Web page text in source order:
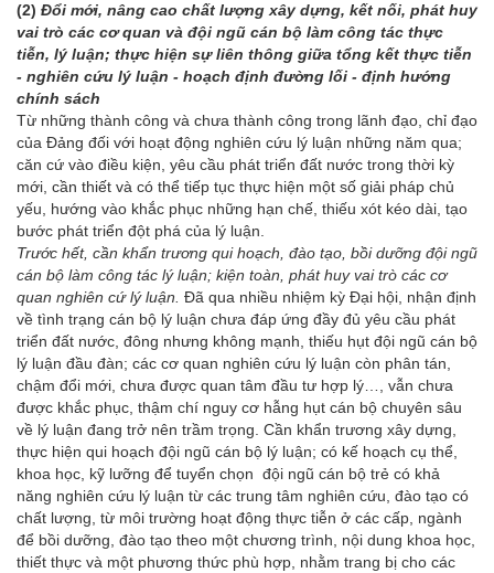
(2) Đổi mới, nâng cao chất lượng xây dựng, kết nối, phát huy
vai trò các cơ quan và đội ngũ cán bộ làm công tác thực
tiễn, lý luận; thực hiện sự liên thông giữa tổng kết thực tiễn
- nghiên cứu lý luận - hoạch định đường lối - định hướng
chính sách
Từ những thành công và chưa thành công trong lãnh đạo, chỉ đạo
của Đảng đối với hoạt động nghiên cứu lý luận những năm qua;
căn cứ vào điều kiện, yêu cầu phát triển đất nước trong thời kỳ
mới, cần thiết và có thể tiếp tục thực hiện một số giải pháp chủ
yếu, hướng vào khắc phục những hạn chế, thiếu xót kéo dài, tạo
bước phát triển đột phá của lý luận.
Trước hết, cần khẩn trương qui hoạch, đào tạo, bồi dưỡng đội ngũ
cán bộ làm công tác lý luận; kiện toàn, phát huy vai trò các cơ
quan nghiên cứ lý luận. Đã qua nhiều nhiệm kỳ Đại hội, nhận định
về tình trạng cán bộ lý luận chưa đáp ứng đầy đủ yêu cầu phát
triển đất nước, đông nhưng không mạnh, thiếu hụt đội ngũ cán bộ
lý luận đầu đàn; các cơ quan nghiên cứu lý luận còn phân tán,
chậm đổi mới, chưa được quan tâm đầu tư hợp lý…, vẫn chưa
được khắc phục, thậm chí nguy cơ hẫng hụt cán bộ chuyên sâu
về lý luận đang trở nên trầm trọng. Cần khẩn trương xây dựng,
thực hiện qui hoạch đội ngũ cán bộ lý luận; có kế hoạch cụ thể,
khoa học, kỹ lưỡng để tuyển chọn đội ngũ cán bộ trẻ có khả
năng nghiên cứu lý luận từ các trung tâm nghiên cứu, đào tạo có
chất lượng, từ môi trường hoạt động thực tiễn ở các cấp, ngành
để bồi dưỡng, đào tạo theo một chương trình, nội dung khoa học,
thiết thực và một phương thức phù hợp, nhằm trang bị cho các